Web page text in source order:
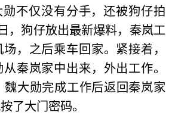
不仅没有分手，还被狗仔拍
，狗仔放出最新爆料，秦岚工
，之后乘车回家。紧接着，
秦岚家中出来，外出工作。
大勋完成工作后返回秦岚家
了大门密码。